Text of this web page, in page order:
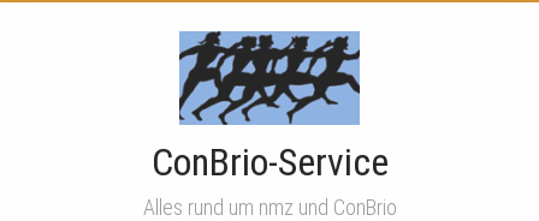
ConBrio-Service
Alles rund um nmz und ConBrio